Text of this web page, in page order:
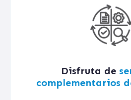
Disfruta de
complementarios